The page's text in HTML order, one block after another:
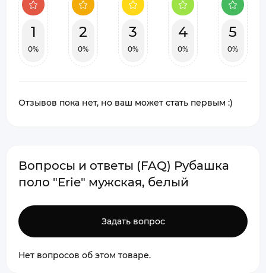
1
0%
2
0%
3
0%
4
0%
5
0%
Отзывов пока нет, но ваш может стать первым :)
Вопросы и ответы (FAQ) Рубашка
поло "Erie" мужская, белый
Задать вопрос
Нет вопросов об этом товаре.